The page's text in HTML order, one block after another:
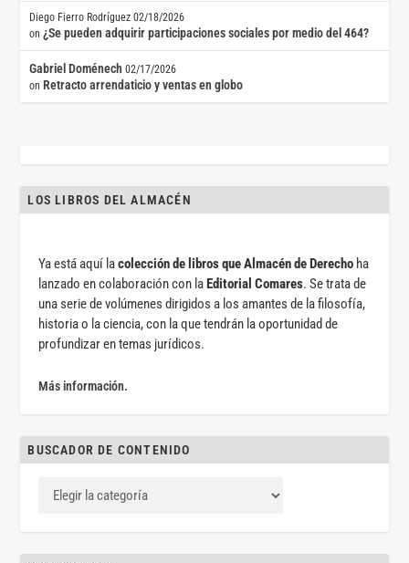
Diego Fierro Rodríguez 02/18/2026
on¿Se pueden adquirir participaciones sociales por medio del 464?
Gabriel Doménech 02/17/2026
on Retracto arrendaticio y ventas en globo
LOS LIBROS DEL ALMACÉN
Ya está aquí lacolección de libros que Almacén de Derecho ha
lanzado en colaboración con laEditorial Comares. Se trata de
una serie de volúmenes dirigidos a los amantes de la filosofía,
historia o la ciencia, con la que tendrán la oportunidad de
profundizar en temas jurídicos.
Más información.
BUSCADOR DE CONTENIDO